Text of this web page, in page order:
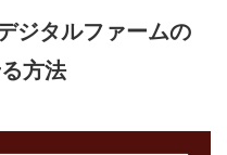
ジタルファームの
方法